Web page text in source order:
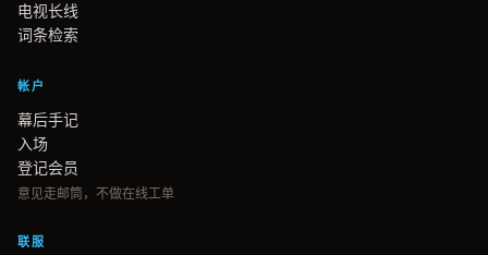
电视长线
词条检索
帐户
幕后手记
入场
登记会员
意见走邮筒，不做在线工单
联服